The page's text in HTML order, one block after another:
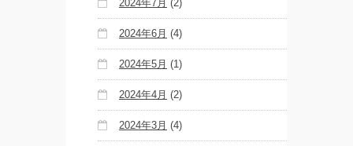
2024年7月 (2)
2024年6月 (4)
2024年5月 (1)
2024年4月 (2)
2024年3月 (4)